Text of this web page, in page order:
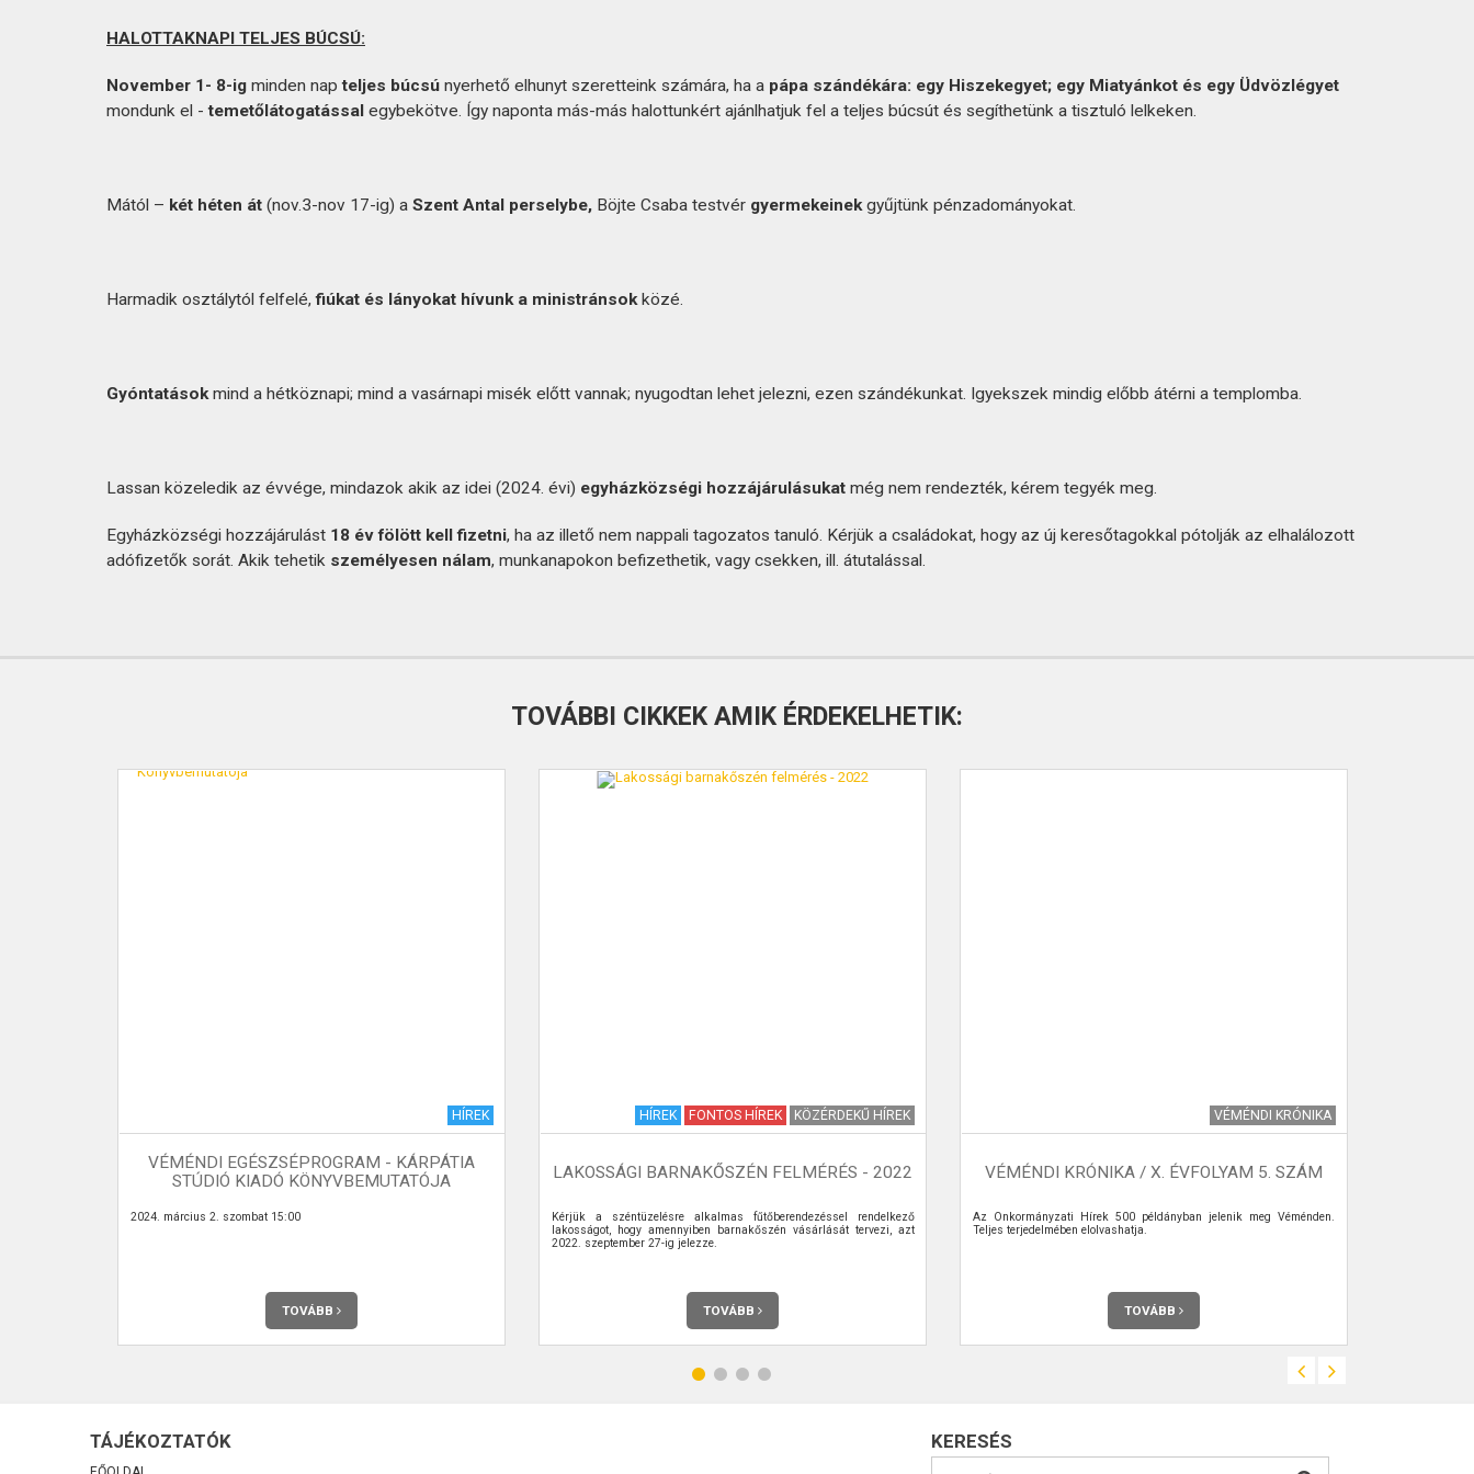
HALOTTAKNAPI TELJES BÚCSÚ:
November 1- 8-ig minden nap teljes búcsú nyerhető elhunyt szeretteink számára, ha a pápa szándékára: egy Hiszekegyet; egy Miatyánkot és egy Üdvözlégyet
mondunk el -temetőlátogatással egybekötve. Így naponta más-más halottunkért ajánlhatjuk fel a teljes búcsút és segíthetünk a tisztuló lelkeken.
Mától – két héten át (nov.3-nov 17-ig) a Szent Antal perselybe, Böjte Csaba testvér gyermekeinekgyűjtünk pénzadományokat.
Harmadik osztálytól felfelé, fiúkat és lányokat hívunk a ministránsokközé.
Gyóntatásokmind a hétköznapi; mind a vasárnapi misék előtt vannak; nyugodtan lehet jelezni, ezen szándékunkat. Igyekszek mindig előbb átérni a templomba.
Lassan közeledik az évvége, mindazok akik az idei (2024. évi) egyházközségi hozzájárulásukat még nem rendezték, kérem tegyék meg.
Egyházközségi hozzájárulást 18 év fölött kell fizetni, ha az illető nem nappali tagozatos tanuló. Kérjük a családokat, hogy az új keresőtagokkal pótolják az elhalálozott
adófizetők sorát. Akik tehetik személyesen nálam, munkanapokon befizethetik, vagy csekken, ill. átutalással.
TOVÁBBI CIKKEK AMIK ÉRDEKELHETIK:
HÍREK
VÉMÉNDI EGÉSZSÉPROGRAM - KÁRPÁTIA
STÚDIÓ KIADÓ KÖNYVBEMUTATÓJA
2024. március 2. szombat 15:00
TOVÁBB
HÍREK FONTOS HÍREK KÖZÉRDEKŰ HÍREK
LAKOSSÁGI BARNAKŐSZÉN FELMÉRÉS - 2022
Kérjük a széntüzelésre alkalmas fűtőberendezéssel rendelkező
lakosságot, hogy amennyiben barnakőszén vásárlását tervezi, azt
2022. szeptember 27-ig jelezze.
TOVÁBB
VÉMÉNDI KRÓNIKA
VÉMÉNDI KRÓNIKA / X. ÉVFOLYAM 5. SZÁM
Az Önkormányzati Hírek 500 példányban jelenik meg Véménden.
Teljes terjedelmében elolvashatja.
TOVÁBB
TÁJÉKOZTATÓK KERESÉS